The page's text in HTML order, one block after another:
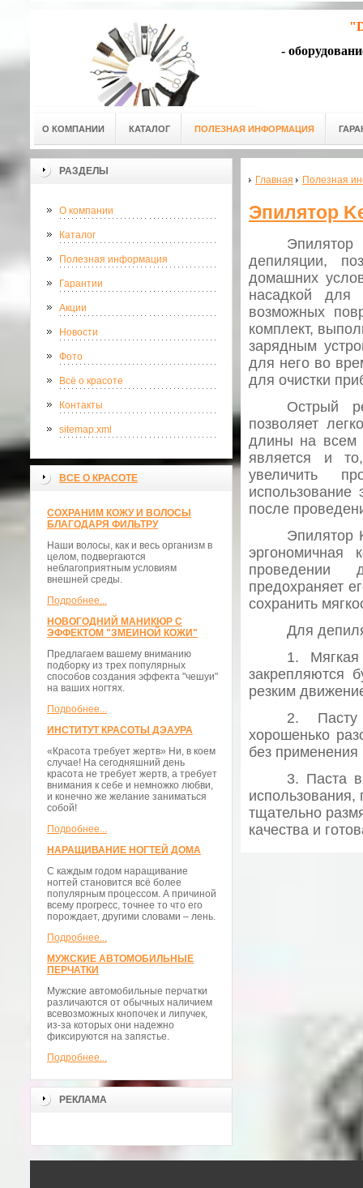
-
О КОМПАНИИ КАТАЛОГ ПОЛЕЗНАЯ ИНФОРМАЦИЯ
РАЗДЕЛЫ
О компании
Каталог
Полезная информация
Гарантии
Акции
Новости
Фото
Всё о красоте
Контакты
sitemap.xml
ВСЕ О КРАСОТЕ
СОХРАНИМ КОЖУ И ВОЛОСЫ
БЛАГОДАРЯ ФИЛЬТРУ
Наши волосы, как и весь организм в
целом, подвергаются
неблагоприятным условиям
внешней среды.
Подробнее...
НОВОГОДНИЙ МАНИКЮР С
ЭФФЕКТОМ "ЗМЕИНОЙ КОЖИ"
Предлагаем вашему вниманию
подборку из трех популярных
способов создания эффекта "чешуи"
на ваших ногтях.
Подробнее...
ИНСТИТУТ КРАСОТЫ ДЭАУРА
«Красота требует жертв» Ни, в коем
случае! На сегодняшний день
красота не требует жертв, а требует
внимания к себе и немножко любви,
и конечно же желание заниматься
собой!
Подробнее...
НАРАЩИВАНИЕ НОГТЕЙ ДОМА
С каждым годом наращивание
ногтей становится всё более
популярным процессом. А причиной
всему прогресс, точнее то что его
порождает, другими словами – лень.
Подробнее...
МУЖСКИЕ АВТОМОБИЛЬНЫЕ
ПЕРЧАТКИ
Мужские автомобильные перчатки
различаются от обычных наличием
всевозможных кнопочек и липучек,
из-за которых они надежно
фиксируются на запястье.
Подробнее...
РЕКЛАМА
Главная Полезная
Эпилятор
депиляции,
домашних
насадкой для
возможных
комплект,
зарядным
для него во
для очистки
Острый
позволяет
длины на всем
является и
увеличить
после
Эпилятор
эргономичная
проведении
предохраняет
сохранить
Для
1.
закрепляются
резким
2. Пасту
хорошенько
без
3. Паста
использования,
тщательно
качества и